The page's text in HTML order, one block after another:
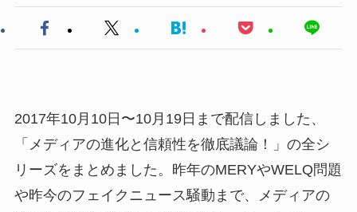
2017年10月10日〜10月19日まで配信しました、
「メディアの進化と信頼性を徹底議論！」の全シ
リーズをまとめました。昨年のMERYやWELQ問題
や昨今のフェイクニュース騒動まで、メディアの